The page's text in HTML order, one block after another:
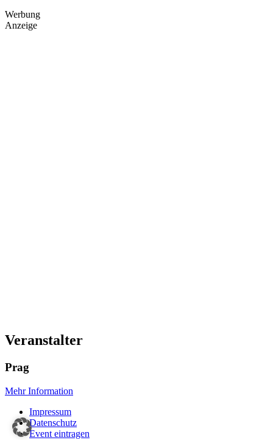
Werbung
Anzeige
Veranstalter
Prag
Mehr Information
Impressum
Datenschutz
Event eintragen